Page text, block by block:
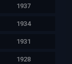
1937
1934
1931
1928